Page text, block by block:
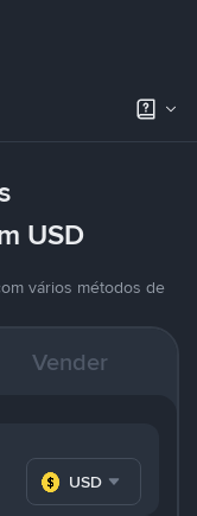
USD
vários métodos de
Vender
USD